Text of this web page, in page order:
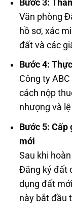
Bước 3:
Văn phòng
hồ sơ, xác
đất và các
Bước 4:
Công ty
cách nộp
nhượng và
Bước 5: Cấp
mới
Sau khi
Đăng ký đất
dụng đất
này bắt đầu